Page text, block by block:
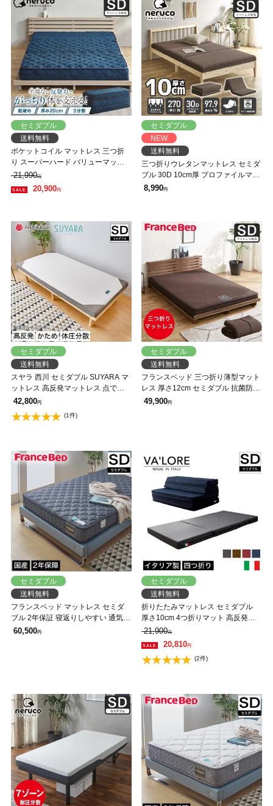
セミダブル
送料無料
ポケットコイル マットレス 三つ折
り スーパーハード バリューマット
レス 厚み20cm セミダブル かなり硬
め ハードマットレス
21,990円
20,900円
セミダブル
NEW
送料無料
三つ折りウレタンマットレス セミダ
ブル 30D 10cm厚 プロファイルマッ
トレス 折りたたみマットレス 洗え
8,990円
セミダブル
送料無料
スヤラ 西川 セミダブル SUYARA マ
ットレス 高反発マットレス 点で支
える 敷布団 敷き布団 東京西川 ウレ
タンフォーム 洗えるカバー
42,800円
(1件)
セミダブル
送料無料
フランスベッド 三つ折り薄型マット
レス 厚さ12cm セミダブル 抗菌防臭
防ダニ 圧縮ロール やや硬め 硬め 日
49,900円
セミダブル
送料無料
フランスベッド マットレス セミダ
ブル 2年保証 寝返りしやすい 通気性
良い 防ダニ 抗菌 防臭 ツインサポー
60,500円
セミダブル
送料無料
折りたたみマットレス セミダブル
厚さ10cm 4つ折りマット 高反発マ
ットレス ソファーベッド イタリア
製 軽量 硬め VA'LORE バローレ
21,900円
20,810円
(2件)